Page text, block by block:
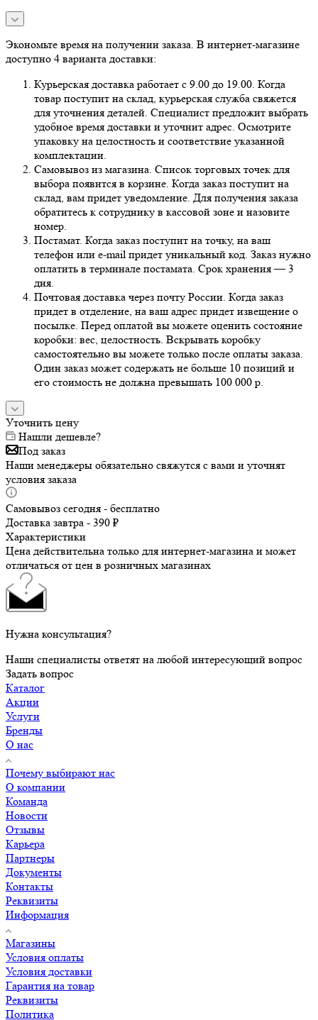
Экономьте время на получении заказа. В интернет-магазине
доступно 4 варианта доставки:
Курьерская доставка работает с 9.00 до 19.00. Когда
товар поступит на склад, курьерская служба свяжется
для уточнения деталей. Специалист предложит выбрать
удобное время доставки и уточнит адрес. Осмотрите
упаковку на целостность и соответствие указанной
комплектации.
Самовывоз из магазина. Список торговых точек для
выбора появится в корзине. Когда заказ поступит на
склад, вам придет уведомление. Для получения заказа
обратитесь к сотруднику в кассовой зоне и назовите
номер.
Постамат. Когда заказ поступит на точку, на ваш
телефон или e-mail придет уникальный код. Заказ нужно
оплатить в терминале постамата. Срок хранения — 3
дня.
Почтовая доставка через почту России. Когда заказ
придет в отделение, на ваш адрес придет извещение о
посылке. Перед оплатой вы можете оценить состояние
коробки: вес, целостность. Вскрывать коробку
самостоятельно вы можете только после оплаты заказа.
Один заказ может содержать не больше 10 позиций и
его стоимость не должна превышать 100 000 р.
Уточнить цену
Нашли дешевле?
Под заказ
Наши менеджеры обязательно свяжутся с вами и уточнят
условия заказа
Самовывоз сегодня - бесплатно
Доставка завтра - 390 ₽
Характеристики
Цена действительна только для интернет-магазина и может
отличаться от цен в розничных магазинах
Нужна консультация?
Наши специалисты ответят на любой интересующий вопрос
Задать вопрос
Каталог
Акции
Услуги
Бренды
О нас
Почему выбирают нас
О компании
Команда
Новости
Отзывы
Карьера
Партнеры
Документы
Контакты
Реквизиты
Информация
Магазины
Условия оплаты
Условия доставки
Гарантия на товар
Реквизиты
Политика